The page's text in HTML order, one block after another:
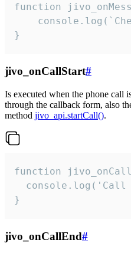
function
}
jivo_onCallStart#
Is executed when the phone call
through the callback form, also
method jivo_api.startCall().
function
console.log('Call
}
jivo_onCallEnd#